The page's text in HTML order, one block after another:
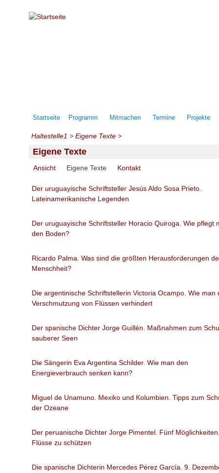
Direkt zum Inhalt
Startseite Programm Mitmachen Termine Projekte
Haltestelle1 > Eigene Texte >
Eigene Texte
Haupt-Reiter
Ansicht Eigene Texte (aktiver Reiter)
Kontakt
Der uruguayische Schriftsteller Jesús Aldo Sosa Prieto.
Lateinamerikanische Legenden
Der uruguayische Schriftsteller Horacio Quiroga. Wie pflegt
den Boden?
Ricardo Palma. Was sind die größten Herausforderungen
Menschheit?
Die argentinische Schriftstellerin Victoria Ocampo. Wie man
Verschmutzung von Flüssen verhindert
Der spanische Dichter Jorge Guillén. Maßnahmen zum
sauberer Seen
Die Sängerin Eva Argentina Schilder. Wie man den
Energieverbrauch senken kann?
Miguel de Unamuno. Mexiko und Kolumbien. Tipps zum
der Ozeane
Der peruanische Dichter Jorge Pimentel. Fünf
Flüsse zu schützen
Die spanische Dichterin Mercedes Pérez García. 9.